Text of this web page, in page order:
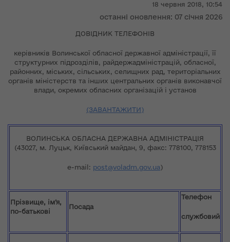
18 червня 2018, 10:54
останні оновлення: 07 січня 2026
ДОВІДНИК ТЕЛЕФОНІВ
керівників Волинської обласної державної адміністрації, її
структурних підрозділів, райдержадміністрацій, обласної,
районних, міських, сільських, селищних рад, територіальних
органів міністерств та інших центральних органів виконавчої
влади, окремих обласних організацій і установ
(ЗАВАНТАЖИТИ)
ВОЛИНСЬКА ОБЛАСНА ДЕРЖАВНА АДМІНІСТРАЦІЯ
(43027, м. Луцьк, Київський майдан, 9, факс: 778100, 778153
e-mail: post@voladm.gov.ua)
Прізвище, ім’я,
по-батькові
Посада
Телефон
службовий